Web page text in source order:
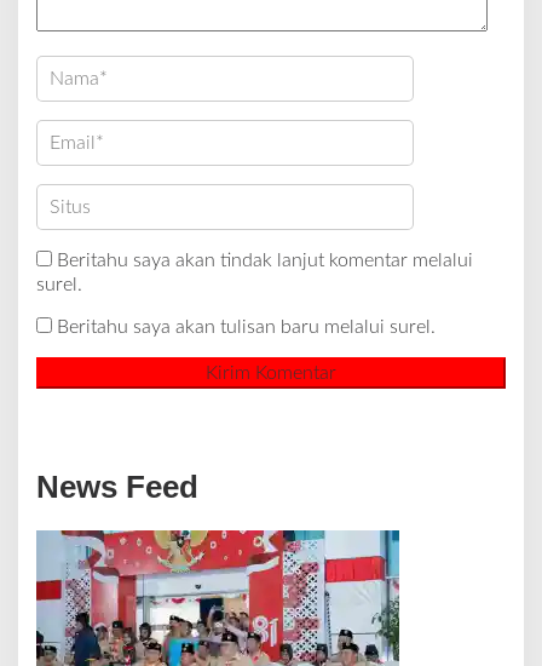
Beritahu saya akan tindak lanjut komentar melalui
surel.
Beritahu saya akan tulisan baru melalui surel.
News Feed